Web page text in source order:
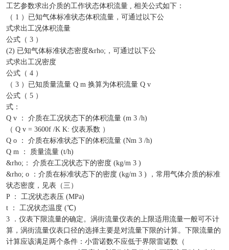
工艺参数求出介质的工作状态体积流量 , 相关公式如下：
（ 1 ）已知气体标准状态体积流量，可通过以下公
式求出工况体积流量
公式（ 3 ）
(2) 已知气体标准状态密度&rho;，可通过以下公
式求出工况密度
公式（ 4 ）
（ 3 ）已知质量流量 Q m 换算为体积流量 Q v
公式（ 5 ）
式：
Q v ： 介质在工况状态下的体积流量 (m 3 /h)
（ Q v = 3600f /K K: 仪表系数 ）
Q o ： 介质在标准状态下的体积流量 (Nm 3 /h)
Q m ： 质量流量 (t/h)
&rho;： 介质在工况状态下的密度 (kg/m 3 )
&rho; o ：介质在标准状态下的密度 (kg/m 3 ) ，常用气体介质的标准
状态密度，见表（三）
P ： 工况状态表压 (MPa)
t ： 工况状态温度 (℃)
3 ．仪表下限流量的确定。涡街流量仪表的上限适用流量一般可不计
算，涡街流量仪表口径的选择主要是对流量下限的计算。下限流量的
计算应该满足两个条件：小雷诺数不应低于界限雷诺数（